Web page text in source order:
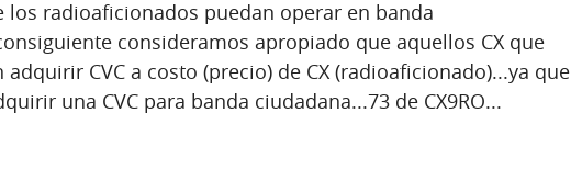
los radioaficionados puedan operar en banda
consideramos apropiado que aquellos CX que
CVC a costo (precio) de CX (radioaficionado)...ya que
una CVC para banda ciudadana...73 de CX9RO...